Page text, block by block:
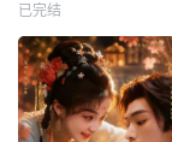
已完结